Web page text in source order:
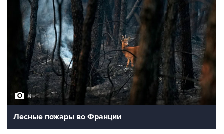
10
Лучшие фото недели